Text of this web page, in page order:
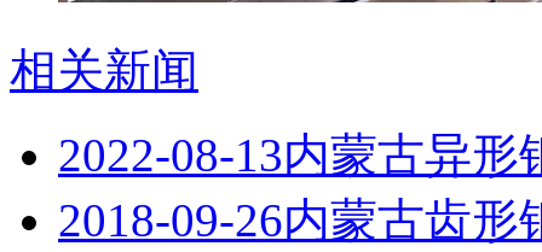
相关新闻
2022-08-13内蒙古异形
2018-09-26内蒙古齿形